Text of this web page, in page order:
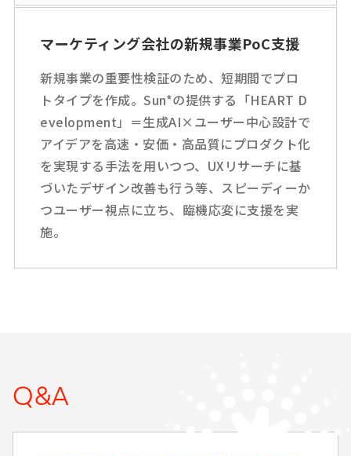
マーケティング会社の新規事業PoC支援
新規事業の重要性検証のため、短期間でプロ
トタイプを作成。Sun*の提供する「HEART D
evelopment」＝生成AI×ユーザー中心設計で
アイデアを高速・安価・高品質にプロダクト化
を実現する手法を用いつつ、UXリサーチに基
づいたデザイン改善も行う等、スピーディーか
つユーザー視点に立ち、臨機応変に支援を実
施。
Q&A
Q&A